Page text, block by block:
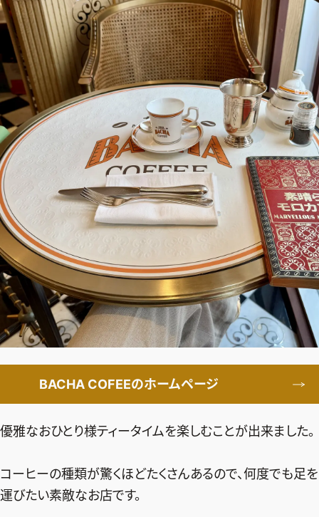
BACHA COFEEのホームページ
優雅なおひとり様ティータイムを楽しむことが出来ました。
コーヒーの種類が驚くほどたくさんあるので、何度でも足を
運びたい素敵なお店です。